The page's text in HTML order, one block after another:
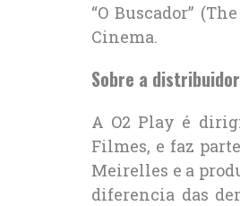
“O Buscador”
Cinema.
Sobre a
A O2 Play é
Filmes, e faz
Meirelles e a
diferencia das